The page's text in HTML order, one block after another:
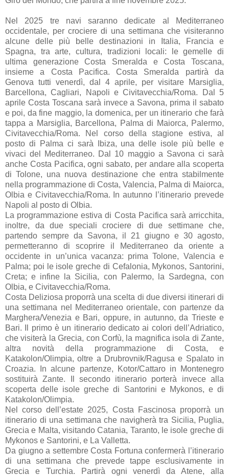
Nel 2025 tre navi saranno dedicate al Mediterraneo
occidentale, per crociere di una settimana che visiteranno
alcune delle più belle destinazioni in Italia, Francia e
Spagna, tra arte, cultura, tradizioni locali: le gemelle di
ultima generazione Costa Smeralda e Costa Toscana,
insieme a Costa Pacifica. Costa Smeralda partirà da
Genova tutti venerdì, dal 4 aprile, per visitare Marsiglia,
Barcellona, Cagliari, Napoli e Civitavecchia/Roma. Dal 5
aprile Costa Toscana sarà invece a Savona, prima il sabato
e poi, da fine maggio, la domenica, per un itinerario che farà
tappa a Marsiglia, Barcellona, Palma di Maiorca, Palermo,
Civitavecchia/Roma. Nel corso della stagione estiva, al
posto di Palma ci sarà Ibiza, una delle isole più belle e
vivaci del Mediterraneo. Dal 10 maggio a Savona ci sarà
anche Costa Pacifica, ogni sabato, per andare alla scoperta
di Tolone, una nuova destinazione che entra stabilmente
nella programmazione di Costa, Valencia, Palma di Maiorca,
Olbia e Civitavecchia/Roma. In autunno l’itinerario prevede
Napoli al posto di Olbia.
La programmazione estiva di Costa Pacifica sarà arricchita,
inoltre, da due speciali crociere di due settimane che,
partendo sempre da Savona, il 21 giugno e 30 agosto,
permetteranno di scoprire il Mediterraneo da oriente a
occidente in un’unica vacanza: prima Tolone, Valencia e
Palma; poi le isole greche di Cefalonia, Mykonos, Santorini,
Creta; e infine la Sicilia, con Palermo, la Sardegna, con
Olbia, e Civitavecchia/Roma.
Costa Deliziosa proporrà una scelta di due diversi itinerari di
una settimana nel Mediterraneo orientale, con partenze da
Marghera/Venezia e Bari, oppure, in autunno, da Trieste e
Bari. Il primo è un itinerario dedicato ai colori dell’Adriatico,
che visiterà la Grecia, con Corfù, la magnifica isola di Zante,
altra novità della programmazione di Costa, e
Katakolon/Olimpia, oltre a Drubrovnik/Ragusa e Spalato in
Croazia. In alcune partenze, Kotor/Cattaro in Montenegro
sostituirà Zante. Il secondo itinerario porterà invece alla
scoperta delle isole greche di Santorini e Mykonos, e di
Katakolon/Olimpia.
Nel corso dell’estate 2025, Costa Fascinosa proporrà un
itinerario di una settimana che navigherà tra Sicilia, Puglia,
Grecia e Malta, visitando Catania, Taranto, le isole greche di
Mykonos e Santorini, e La Valletta.
Da giugno a settembre Costa Fortuna confermerà l’itinerario
di una settimana che prevede tappe esclusivamente in
Grecia e Turchia. Partirà ogni venerdì da Atene, alla